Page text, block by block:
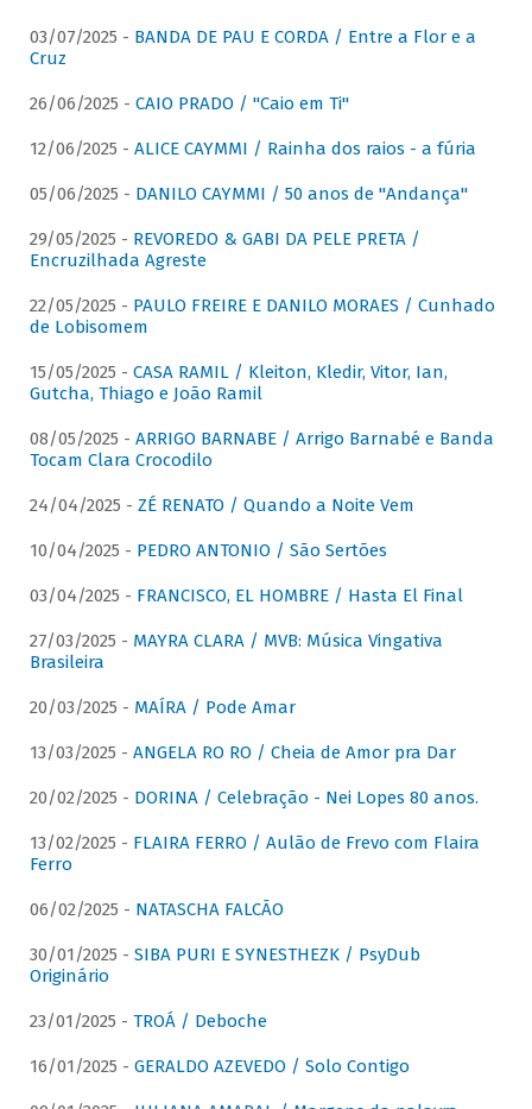
03/07/2025 - BANDA DE PAU E CORDA / Entre a Flor e a
Cruz
26/06/2025 - CAIO PRADO / "Caio em Ti"
12/06/2025 - ALICE CAYMMI / Rainha dos raios - a fúria
05/06/2025 - DANILO CAYMMI / 50 anos de "Andança"
29/05/2025 - REVOREDO & GABI DA PELE PRETA /
Encruzilhada Agreste
22/05/2025 - PAULO FREIRE E DANILO MORAES / Cunhado
de Lobisomem
15/05/2025 - CASA RAMIL / Kleiton, Kledir, Vitor, Ian,
Gutcha, Thiago e João Ramil
08/05/2025 - ARRIGO BARNABE / Arrigo Barnabé e Banda
Tocam Clara Crocodilo
24/04/2025 - ZÉ RENATO / Quando a Noite Vem
10/04/2025 - PEDRO ANTONIO / São Sertões
03/04/2025 - FRANCISCO, EL HOMBRE / Hasta El Final
27/03/2025 - MAYRA CLARA / MVB: Música Vingativa
Brasileira
20/03/2025 - MAÍRA / Pode Amar
13/03/2025 - ANGELA RO RO / Cheia de Amor pra Dar
20/02/2025 - DORINA / Celebração - Nei Lopes 80 anos.
13/02/2025 - FLAIRA FERRO / Aulão de Frevo com Flaira
Ferro
06/02/2025 - NATASCHA FALCÃO
30/01/2025 - SIBA PURI E SYNESTHEZK / PsyDub
Originário
23/01/2025 - TROÁ / Deboche
16/01/2025 - GERALDO AZEVEDO / Solo Contigo